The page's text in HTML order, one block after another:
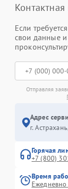
Если
свои данные
Отправляя
Адрес
г.
Горячая
+7 (800)
Время